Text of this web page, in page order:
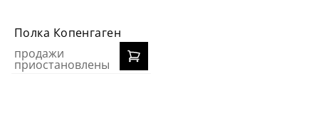
Полка Копенгаген
продажи
приостановлены